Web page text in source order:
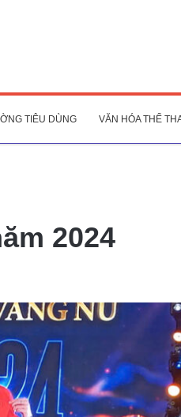
TIÊU DÙNG VĂN HÓA THỂ
2024